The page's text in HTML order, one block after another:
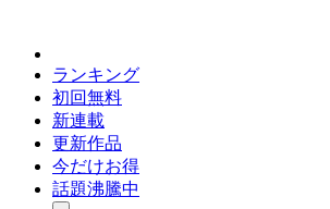
ランキング
初回無料
新連載
更新作品
今だけお得
話題沸騰中